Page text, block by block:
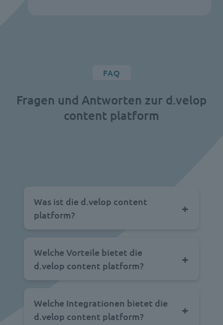
FAQ
Fragen und Antworten zur d.velop
content platform
Was ist die d.velop content
platform?
Welche Vorteile bietet die
d.velop content platform?
Welche Integrationen bietet die
d.velop content platform?